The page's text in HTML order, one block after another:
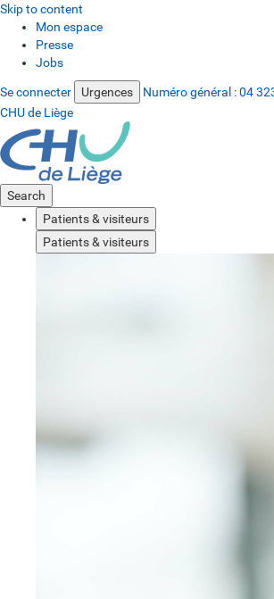
Skip to content
Mon espace
Presse
Jobs
Se connecter Urgences Numéro général :04
CHU de Liège
Search
Patients & visiteurs
Patients & visiteurs